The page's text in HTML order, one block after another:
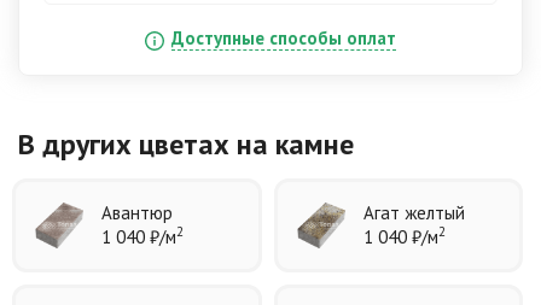
Доступные способы оплат
В других цветах на камне
Авантюр
1 040 ₽/м2
Агат желтый
1 040 ₽/м2